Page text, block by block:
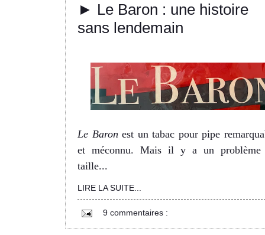
► Le Baron : une histoire
sans lendemain
Le Baron est un tabac pour pipe
et méconnu. Mais il y a un problème
taille...
LIRE LA SUITE...
9 commentaires :